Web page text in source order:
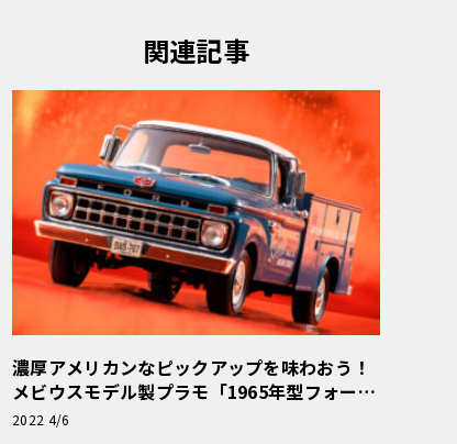
関連記事
濃厚アメリカンなピックアップを味わおう！
メビウスモデル製プラモ「1965年型フォード
F-100」【モデルカーズ】
2022 4/6